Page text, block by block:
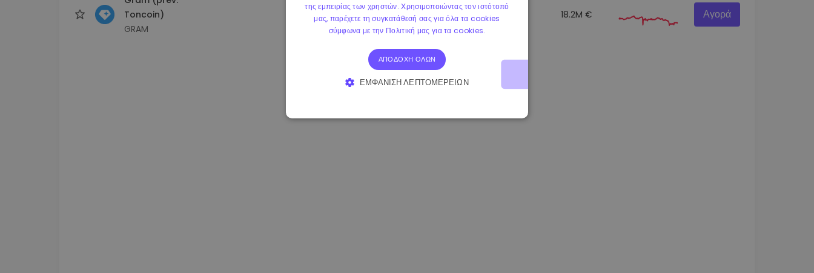
Toncoin)
GRAM
1.170000 € +2.60% 3.2B € 18.2M € Αγορά
της εμπειρίας των χρηστών. Χρησιμοποιώντας τον ιστότοπό
μας, παρέχετε τη συγκατάθεσή σας για όλα τα cookies
σύμφωνα με την Πολιτική μας για τα cookies.
ΑΠΟΔΟΧΉ ΌΛΩΝ
ΕΜΦΆΝΙΣΗ ΛΕΠΤΟΜΕΡΕΙΏΝ